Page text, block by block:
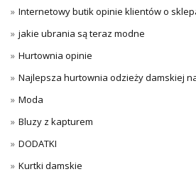
Internetowy butik opinie klientów o
jakie ubrania są teraz modne
Hurtownia opinie
Najlepsza hurtownia odzieży damskiej
Moda
Bluzy z kapturem
DODATKI
Kurtki damskie